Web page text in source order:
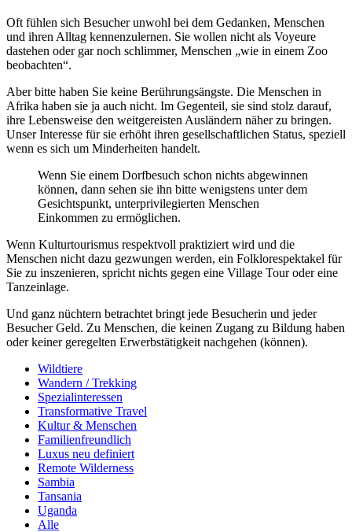
Oft fühlen sich Besucher unwohl bei dem Gedanken, Menschen
und ihren Alltag kennenzulernen. Sie wollen nicht als Voyeure
dastehen oder gar noch schlimmer, Menschen „wie in einem Zoo
beobachten“.
Aber bitte haben Sie keine Berührungsängste. Die Menschen in
Afrika haben sie ja auch nicht. Im Gegenteil, sie sind stolz darauf,
ihre Lebensweise den weitgereisten Ausländern näher zu bringen.
Unser Interesse für sie erhöht ihren gesellschaftlichen Status, speziell
wenn es sich um Minderheiten handelt.
Wenn Sie einem Dorfbesuch schon nichts abgewinnen
können, dann sehen sie ihn bitte wenigstens unter dem
Gesichtspunkt, unterprivilegierten Menschen
Einkommen zu ermöglichen.
Wenn Kulturtourismus respektvoll praktiziert wird und die
Menschen nicht dazu gezwungen werden, ein Folklorespektakel für
Sie zu inszenieren, spricht nichts gegen eine Village Tour oder eine
Tanzeinlage.
Und ganz nüchtern betrachtet bringt jede Besucherin und jeder
Besucher Geld. Zu Menschen, die keinen Zugang zu Bildung haben
oder keiner geregelten Erwerbstätigkeit nachgehen (können).
Wildtiere
Wandern / Trekking
Spezialinteressen
Transformative Travel
Kultur & Menschen
Familienfreundlich
Luxus neu definiert
Remote Wilderness
Sambia
Tansania
Uganda
Alle